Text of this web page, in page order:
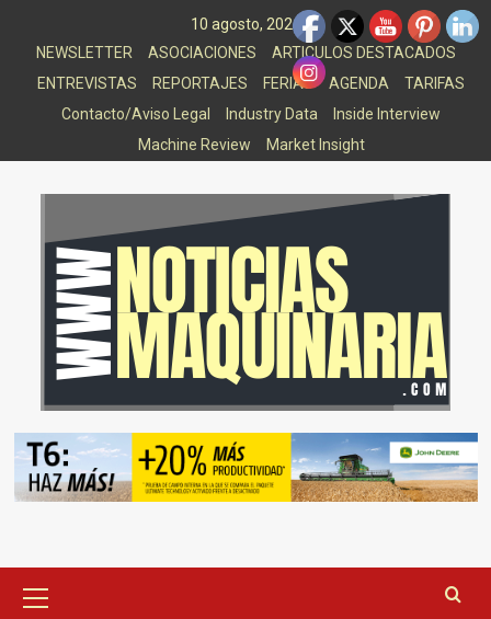
10 agosto, 2026
NEWSLETTER
ASOCIACIONES
ARTICULOS DESTACADOS
ENTREVISTAS
REPORTAJES FERIAS AGENDA
TARIFAS
Contacto/Aviso Legal
Industry Data
Inside Interview
Machine Review
Market Insight
principal